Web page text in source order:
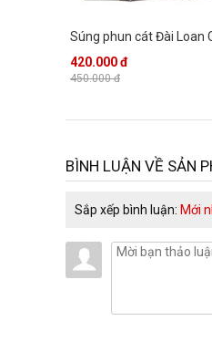
Súng phun cát Đài Loan
420.000 đ
450.000 đ
BÌNH LUẬN VỀ SẢN
Sắp xếp bình luận: Mới